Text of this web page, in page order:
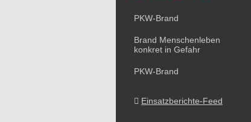
PKW-Brand
Brand Menschenleben
konkret in Gefahr
PKW-Brand
Einsatzberichte-Feed